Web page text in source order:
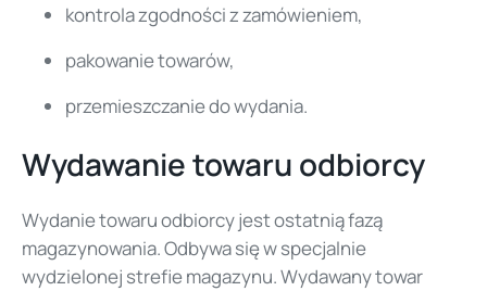
kontrola zgodności z zamówieniem,
pakowanie towarów,
przemieszczanie do wydania.
Wydawanie towaru odbiorcy
Wydanie towaru odbiorcy jest ostatnią fazą
magazynowania. Odbywa się w specjalnie
wydzielonej strefie magazynu. Wydawany towar